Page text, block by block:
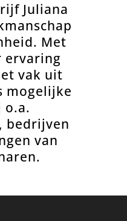
Juliana
Met
ervaring
vak uit
mogelijke
o.a.
bedrijven
van